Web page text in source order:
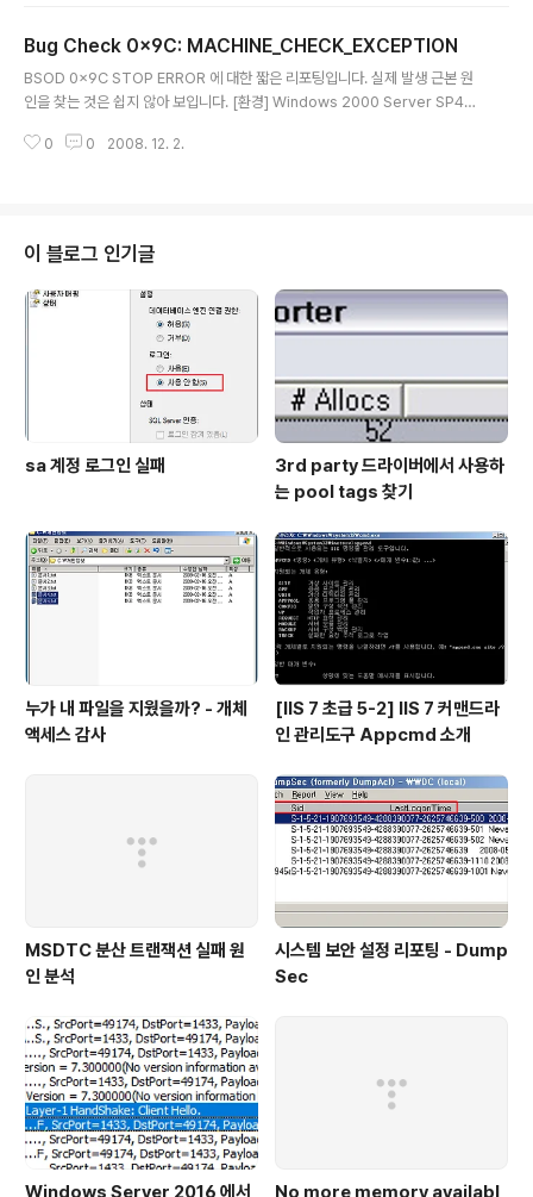
ws 2000 Server SP4 [현상] 로컬 그룹 정책 편집 시
아래와 같은 오류 메시지 발생 로컬 정책 데이터베이스를
열 수 없습니다. 데이터베이스를 로드하기에는 메모리가
십시오. There is not enough memory available to
Bug Check 0x9C: MACHINE_CHECK_EXCEPTION
BSOD 0x9C STOP ERROR 에 대한 짧은 리포팅입니다. 실제 발생 근본 원
인을 찾는 것은 쉽지 않아 보입니다. [환경] Windows 2000 Server SP4
9C [원인] unrecoverable hardware error(메모리 패리티 오류 또는 캐시
o Family Developer's Manual - Volume 3: Oper..
0 0 2008. 12. 2.
이 블로그 인기글
sa 계정 로그인 실패
3rd party 드라이버에서 사용하
는 pool tags 찾기
누가 내 파일을 지웠을까? - 개체
액세스 감사
[IIS 7 초급 5-2] IIS 7 커맨드라
인 관리도구 Appcmd 소개
MSDTC 분산 트랜잭션 실패 원
인 분석
시스템 보안 설정 리포팅 - Dump
Sec